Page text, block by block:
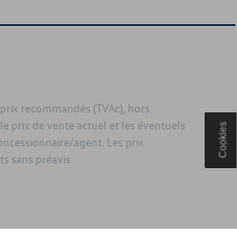
recommandés (TVAc), hors
prix de vente actuel et les éventuels
agent. Les prix
sans préavis.
Cookies